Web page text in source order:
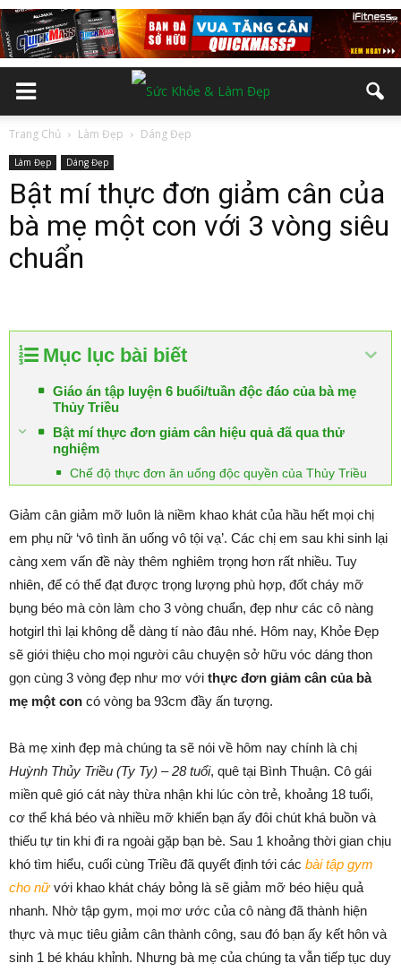
Trang Chủ Làm Đẹp Dáng Đẹp
Làm Đẹp Dáng Đẹp
Bật mí thực đơn giảm cân của
bà mẹ một con với 3 vòng siêu
chuẩn
Mục lục bài biết
Giáo án tập luyện 6 buổi/tuần độc đáo của bà mẹ
Thủy Triều
Bật mí thực đơn giảm cân hiệu quả đã qua thử
nghiệm
Chế độ thực đơn ăn uống độc quyền của Thủy Triều
Giảm cân giảm mỡ luôn là niềm khao khát của hầu hết mọi chị
em phụ nữ ‘vô tình ăn uống vô tội vạ’. Các chị em sau khi sinh lại
càng xem vấn đề này thêm nghiêm trọng hơn rất nhiều. Tuy
nhiên, để có thể đạt được trọng lượng phù hợp, đốt cháy mỡ
bụng béo mà còn làm cho 3 vòng chuẩn, đẹp như các cô nàng
hotgirl thì lại không dễ dàng tí nào đâu nhé. Hôm nay, Khỏe Đẹp
sẽ giới thiệu cho mọi người câu chuyện sở hữu vóc dáng thon
gọn cùng 3 vòng đẹp như mơ với thực đơn giảm cân của bà
mẹ một con có vòng ba 93cm đầy ấn tượng.
Bà mẹ xinh đẹp mà chúng ta sẽ nói về hôm nay chính là chị
Huỳnh Thủy Triều (Ty Ty) – 28 tuổi, quê tại Bình Thuận. Cô gái
miền quê gió cát này thừa nhận khi lúc còn trẻ, khoảng 18 tuổi,
cơ thể khá béo và nhiều mỡ khiến bạn ấy đôi chút khá buồn và
thiếu tự tin khi đi ra ngoài gặp bạn bè. Sau 1 khoảng thời gian chịu
khó tìm hiểu, cuối cùng Triều đã quyết định tới các bài tập gym
cho nữvới khao khát cháy bỏng là sẽ giảm mỡ béo hiệu quả
nhanh. Nhờ tập gym, mọi mơ ước của cô nàng đã thành hiện
thực và mục tiêu giảm cân thành công, sau đó bạn ấy kết hôn và
sinh 1 bé kháu khỉnh. Nhưng bà mẹ của chúng ta vẫn tiếp tục duy